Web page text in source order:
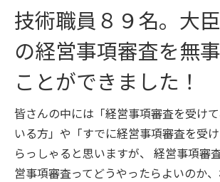
技術職員８９名。大
の経営事項審査を無
ことができました！
皆さんの中には「経営事項審査を受け
いる方」や「すでに経営事項審査を受
らっしゃると思いますが、 経営事項審
営事項審査ってどうやったらよいのか